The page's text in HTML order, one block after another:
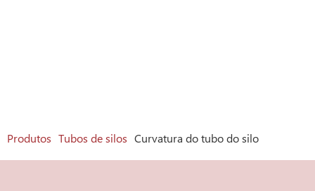
Produtos Tubos de silos Curvatura do tubo do silo